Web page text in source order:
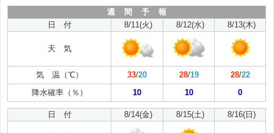
週 間 予 報
日 付
8/11(火) 8/12(水) 8/13(木)
天 気
気 温（℃） 33/20 28/19 28/22
降水確率（％）
10 10 0
日 付 8/14(金) 8/15(土) 8/16(日)